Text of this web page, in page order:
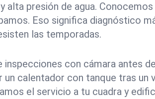
alta presión de agua.
Eso significa diagnóstico
las temporadas.
inspecciones con cámara antes
un calentador con tanque tras un
el servicio a tu cuadra y